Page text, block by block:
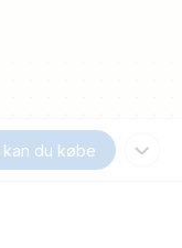
kan du købe